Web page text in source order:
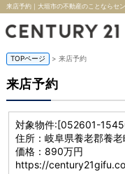
来店予約｜大垣市の不動産のことならセ
TOPページ > 来店予約
来店予約
対象物件:[052601-
住所：岐阜県養老郡養老
価格：890万円
https://